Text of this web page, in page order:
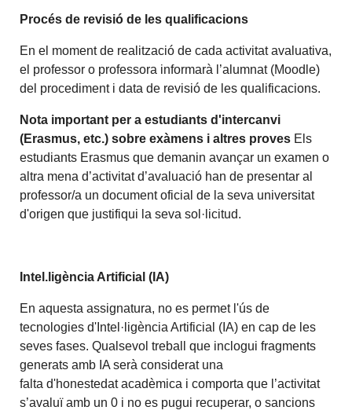
Procés de revisió de les qualificacions
En el moment de realització de cada activitat avaluativa,
el professor o professora informarà l’alumnat (Moodle)
del procediment i data de revisió de les qualificacions.
Nota important per a estudiants d'intercanvi
(Erasmus, etc.) sobre exàmens i altres proves Els
estudiants Erasmus que demanin avançar un examen o
altra mena d’activitat d’avaluació han de presentar al
professor/a un document oficial de la seva universitat
d'origen que justifiqui la seva sol·licitud.
Intel.ligència Artificial (IA)
En aquesta assignatura, no es permet l'ús de
tecnologies d'Intel·ligència Artificial (IA) en cap de les
seves fases. Qualsevol treball que inclogui fragments
generats amb IA serà considerat una
falta d'honestedat acadèmica i comporta que l’activitat
s’avaluï amb un 0 i no es pugui recuperar, o sancions